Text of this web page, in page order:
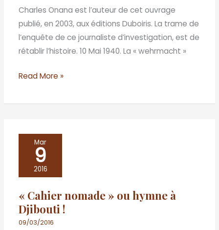
Charles Onana est l’auteur de cet ouvrage
publié, en 2003, aux éditions Duboiris. La trame de
l’enquête de ce journaliste d’investigation, est de
rétablir l’histoire. 10 Mai 1940. La « wehrmacht »
:
les
héros
oubliés
Read More »
Mar
9
2016
« Cahier nomade » ou hymne à
Djibouti !
09/03/2016
Cahier
nomade
ou
hymne
à